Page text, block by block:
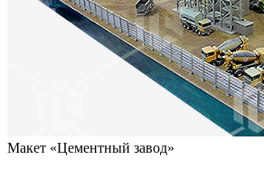
Макет «Цементный завод»